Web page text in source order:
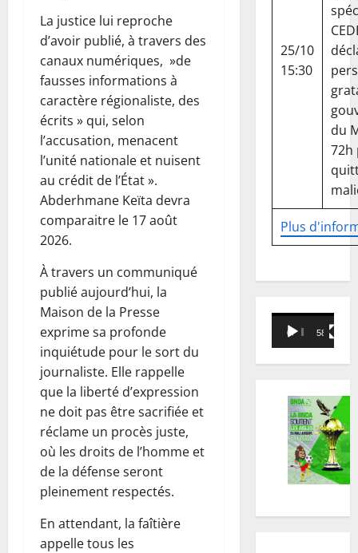
La justice lui reproche
d’avoir publié, à travers des
canaux numériques, »de
fausses informations à
caractère régionaliste, des
écrits » qui, selon
l’accusation, menacent
l’unité nationale et nuisent
au crédit de l’État ».
Abderhmane Keïta devra
comparaitre le 17 août
2026.
À travers un communiqué
publié aujourd’hui, la
Maison de la Presse
exprime sa profonde
inquiétude pour le sort du
journaliste. Elle rappelle
que la liberté d’expression
ne doit pas être sacrifiée et
réclame un procès juste,
où les droits de l’homme et
de la défense seront
pleinement respectés.
En attendant, la faîtière
appelle tous les
Plus
25/10
15:30
du
72h
Lecteur
vidéo
00:00 58:18